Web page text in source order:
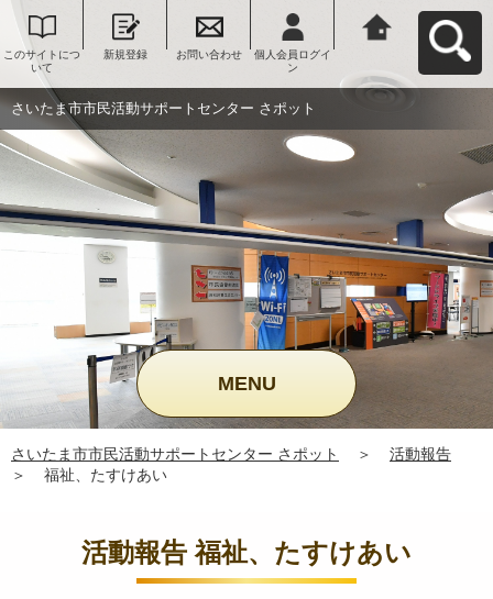
このサイトにつ
いて
新規登録 お問い合わせ
個人会員ログイ
ン
ンター さポット
へ戻る
さいたま市市民活動サポートセンター さポット
MENU
さいたま市市民活動サポートセンター さポット ＞
活動報告
＞
福祉、たすけあい
活動報告 福祉、たすけあい